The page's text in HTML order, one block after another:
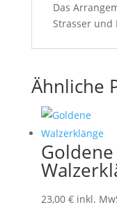
Das
Strasser und
Ähnliche
Goldene
23,00 € inkl.